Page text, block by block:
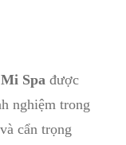
Spa được
nghiệm trong
cẩn trọng